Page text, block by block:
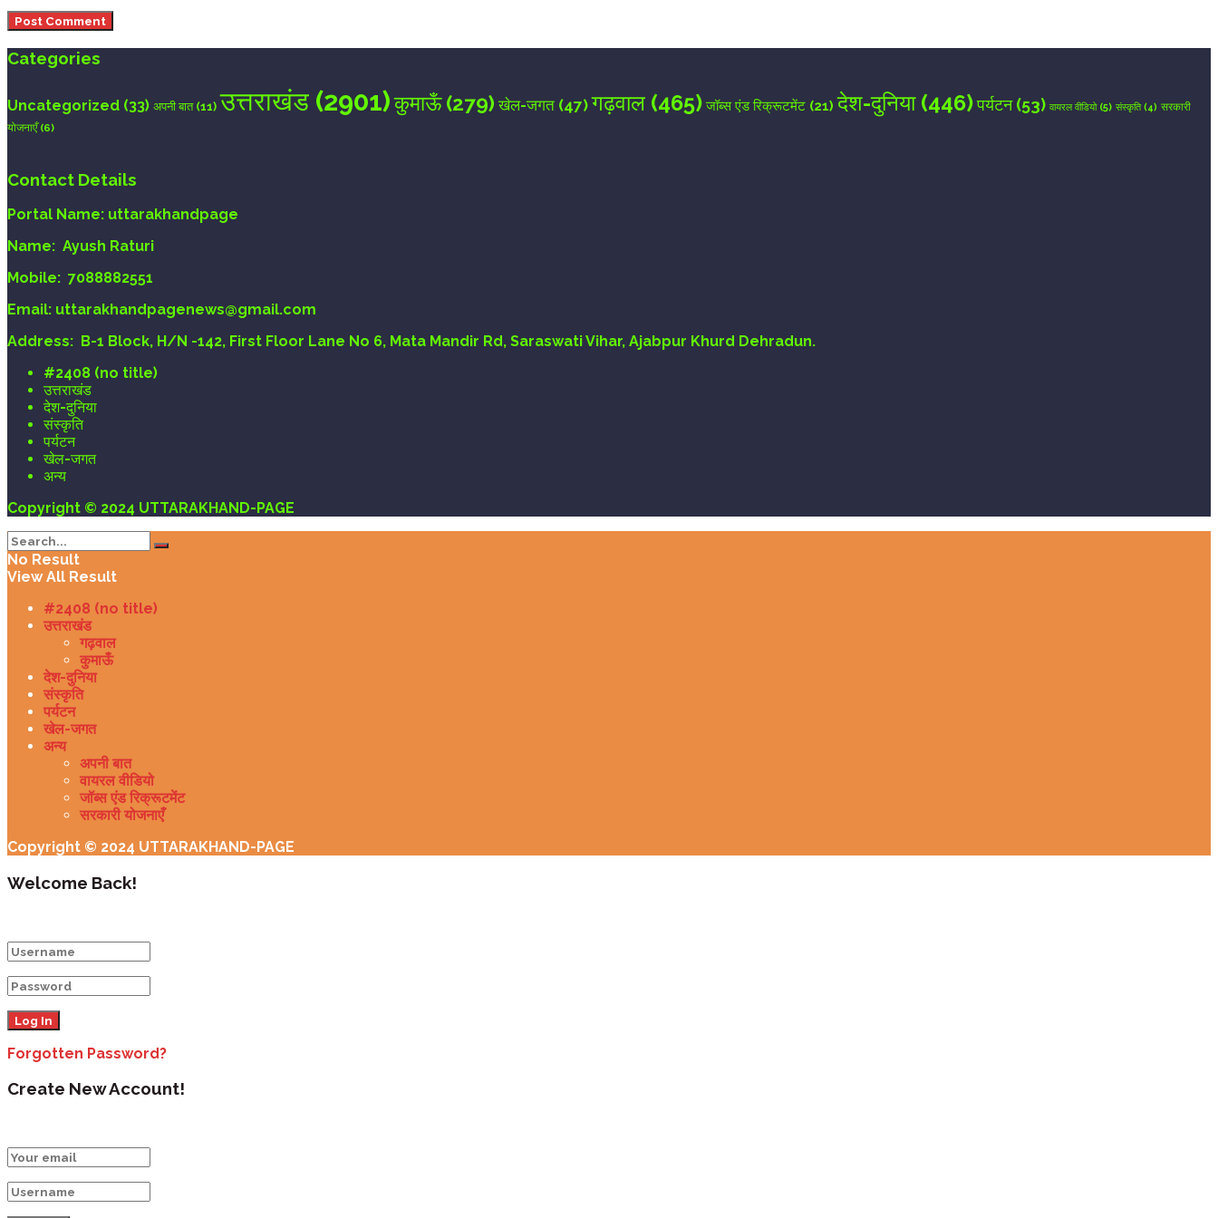
Categories
Uncategorized (33) अपनी बात(11) उत्तराखंड (2901)कुमाऊँ(279) खेल-जगत (47) गढ़वाल (465) जॉब्स एंड रिक्रूटमेंट (21) देश-दुनिया(446)पर्यटन(53) वायरल वीडियो(5) संस्कृति(4) सरकारी
योजनाएँ(6)
Contact Details
Portal Name: uttarakhandpage
Name: Ayush Raturi
Mobile: 7088882551
Email: uttarakhandpagenews@gmail.com
Address: B-1 Block, H/N -142, First Floor Lane No 6, Mata Mandir Rd, Saraswati Vihar, Ajabpur Khurd Dehradun.
#2408 (no title)
उत्तराखंड
देश-दुनिया
संस्कृति
पर्यटन
खेल-जगत
अन्य
Copyright © 2024 UTTARAKHAND-PAGE
No Result
View All Result
#2408 (no title)
उत्तराखंड
गढ़वाल
कुमाऊँ
देश-दुनिया
संस्कृति
पर्यटन
खेल-जगत
अन्य
अपनी बात
वायरल वीडियो
जॉब्स एंड रिक्रूटमेंट
सरकारी योजनाएँ
Copyright © 2024 UTTARAKHAND-PAGE
Welcome Back!
Forgotten Password?
Create New Account!